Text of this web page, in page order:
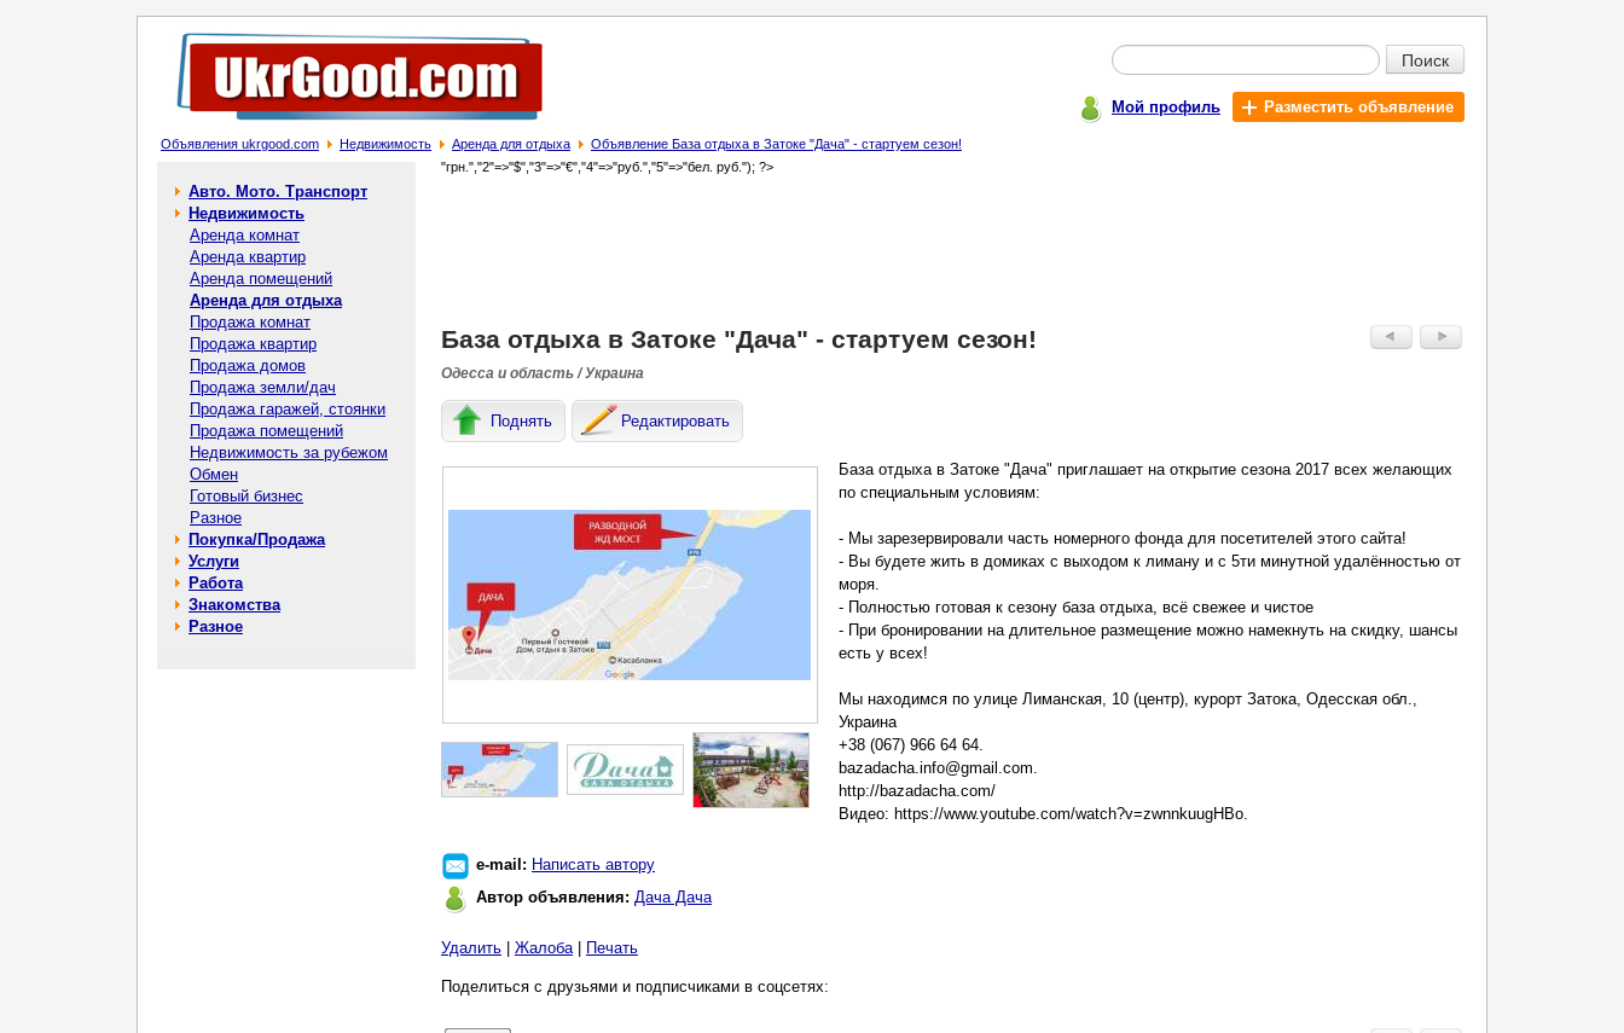
Поиск
Мой профиль Разместить объявление
Объявления ukrgood.com Недвижимость Аренда для отдыха Объявление База отдыха в Затоке "Дача" - стартуем сезон!
Авто. Мото. Транспорт
Недвижимость
Аренда комнат
Аренда квартир
Аренда помещений
Аренда для отдыха
Продажа комнат
Продажа квартир
Продажа домов
Продажа земли/дач
Продажа гаражей, стоянки
Продажа помещений
Недвижимость за рубежом
Обмен
Готовый бизнес
Разное
Покупка/Продажа
Услуги
Работа
Знакомства
Разное
"грн.","2"=>"$","3"=>"€","4"=>"руб.","5"=>"бел. руб."); ?>
База отдыха в Затоке "Дача" - стартуем сезон!
Одесса и область / Украина
Поднять Редактировать
База отдыха в Затоке "Дача" приглашает на открытие сезона 2017 всех желающих
по специальным условиям:
- Мы зарезервировали часть номерного фонда для посетителей этого сайта!
- Вы будете жить в домиках с выходом к лиману и с 5ти минутной удалённостью от
моря.
- Полностью готовая к сезону база отдыха, всё свежее и чистое
- При бронировании на длительное размещение можно намекнуть на скидку, шансы
есть у всех!
Мы находимся по улице Лиманская, 10 (центр), курорт Затока, Одесская обл.,
Украина
+38 (067) 966 64 64.
bazadacha.info@gmail.com.
http://bazadacha.com/
Видео: https://www.youtube.com/watch?v=zwnnkuugHBo.
e-mail: Написать автору
Автор объявления: Дача Дача
Удалить Жалоба| Печать
Поделиться с друзьями и подписчиками в соцсетях: